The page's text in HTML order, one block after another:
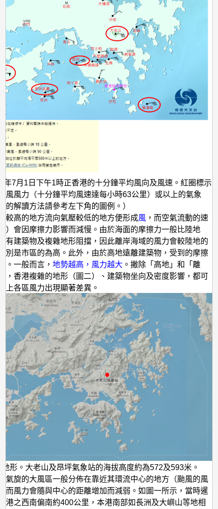
年7月1日下午1時正香港的十分鐘平均風向及風速。紅圈標示
風風力（十分鐘平均風速達每小時63公里）或以上的氣象
的解讀方法請參考左下角的圖例。）
較高的地方流向氣壓較低的地方便形成風 ，而空氣流動的速
）會因摩擦力影響而減慢。由於海面的摩擦力一般比陸地
有建築物及複雜地形阻擋，因此離岸海域的風力會較陸地的
別是市區的為高。此外，由於高地遠離建築物，受到的摩擦
。一般而言，地勢越高，風力越大 。撇除「高地」和「離
，香港複雜的地形（圖二）、建築物坐向及密度影響，都可
上各區風力出現顯著差異。
形。大老山及昂坪氣象站的海拔高度約為572及593米。
氣旋的大風區一般分佈在靠近其環流中心的地方（颱風的風
而風力會隨與中心的距離增加而減弱。如圖一所示，當時暹
港之西南偏南約400公里，本港南部如長洲及大嶼山等地相